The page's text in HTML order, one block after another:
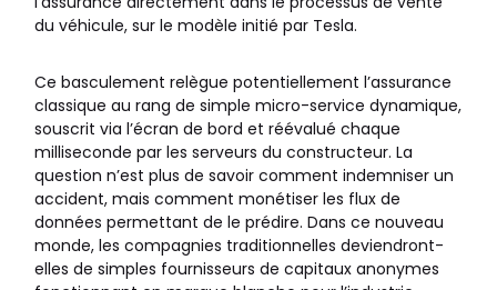
du véhicule, sur le modèle initié par Tesla.
Ce basculement relègue potentiellement l’assurance
classique au rang de simple micro-service dynamique,
souscrit via l’écran de bord et réévalué chaque
milliseconde par les serveurs du constructeur. La
question n’est plus de savoir comment indemniser un
accident, mais comment monétiser les flux de
données permettant de le prédire. Dans ce nouveau
monde, les compagnies traditionnelles deviendront-
elles de simples fournisseurs de capitaux anonymes